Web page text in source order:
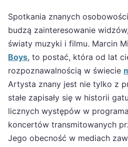
Spotkania znanych
budzą zainteresowanie
światy muzyki i filmu. Marcin
Boys, to postać, która od lat
rozpoznawalnością w świecie
Artysta znany jest nie tylko z
stałe zapisały się w historii
licznych występów w
koncertów transmitowanych
Jego obecność w mediach